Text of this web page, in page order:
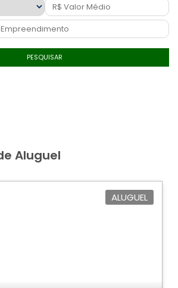
PESQUISAR
Aluguel
ALUGUEL